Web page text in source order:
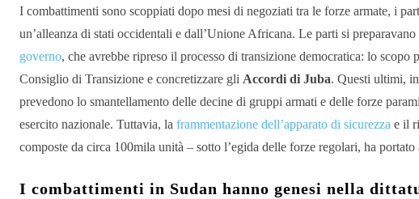
I combattimenti sono scoppiati dopo mesi di negoziati tra le forze armate, i
un’alleanza di stati occidentali e dall’Unione Africana. Le parti si
governo, che avrebbe ripreso il processo di transizione democratica: lo
Consiglio di Transizione e concretizzare gli Accordi di Juba. Questi ultimi,
prevedono lo smantellamento delle decine di gruppi armati e delle forze
esercito nazionale. Tuttavia, la frammentazione dell’apparato di sicurezza e il
composte da circa 100mila unità – sotto l’egida delle forze regolari, ha
I combattimenti in Sudan hanno genesi nella